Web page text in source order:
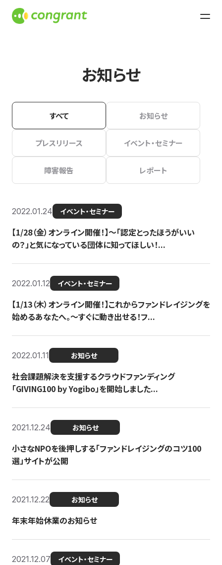
お知らせ
すべて お知らせ
プレスリリース イベント・セミナー
障害報告 レポート
2022.01.24 イベント・セミナー
【1/28（金）オンライン開催！】〜「認定とったほうがいい
の？」と気になっている団体に知ってほしい！...
2022.01.12 イベント・セミナー
【1/13（木）オンライン開催！】これからファンドレイジングを
始めるあなたへ。〜すぐに動き出せる！フ...
2022.01.11 お知らせ
社会課題解決を支援するクラウドファンディング
「GIVING100 by Yogibo」を開始しました...
2021.12.24 お知らせ
小さなNPOを後押しする「ファンドレイジングのコツ100
選」サイトが公開
2021.12.22 お知らせ
年末年始休業のお知らせ
2021.12.07 イベント・セミナー